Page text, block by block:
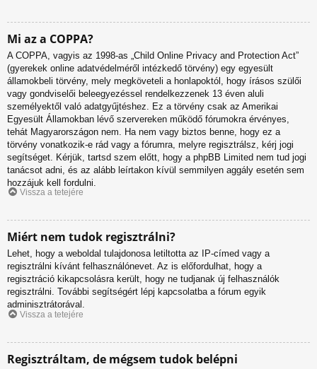
Mi az a COPPA?
A COPPA, vagyis az 1998-as „Child Online Privacy and Protection Act”
(gyerekek online adatvédelméről intézkedő törvény) egy egyesült
államokbeli törvény, mely megköveteli a honlapoktól, hogy írásos szülői
vagy gondviselői beleegyezéssel rendelkezzenek 13 éven aluli
személyektől való adatgyűjtéshez. Ez a törvény csak az Amerikai
Egyesült Államokban lévő szervereken működő fórumokra érvényes,
tehát Magyarországon nem. Ha nem vagy biztos benne, hogy ez a
törvény vonatkozik-e rád vagy a fórumra, melyre regisztrálsz, kérj jogi
segítséget. Kérjük, tartsd szem előtt, hogy a phpBB Limited nem tud jogi
tanácsot adni, és az alább leírtakon kívül semmilyen aggály esetén sem
hozzájuk kell fordulni.
Vissza a tetejére
Miért nem tudok regisztrálni?
Lehet, hogy a weboldal tulajdonosa letiltotta az IP-címed vagy a
regisztrálni kívánt felhasználónevet. Az is előfordulhat, hogy a
regisztráció kikapcsolásra került, hogy ne tudjanak új felhasználók
regisztrálni. További segítségért lépj kapcsolatba a fórum egyik
adminisztrátorával.
Vissza a tetejére
Regisztráltam, de mégsem tudok belépni